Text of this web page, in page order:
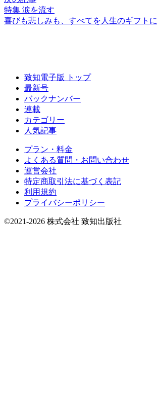
特集 涙を流す
喜びも悲しみも、 すべてを 人生のギフトに
致知電子版 トップ
最新号
バックナンバー
連載
カテゴリー
人気記事
プラン・料金
よくある質問・お問い合わせ
運営会社
特定商取引法に基づく表記
利用規約
プライバシーポリシー
©2021-2026 株式会社 致知出版社